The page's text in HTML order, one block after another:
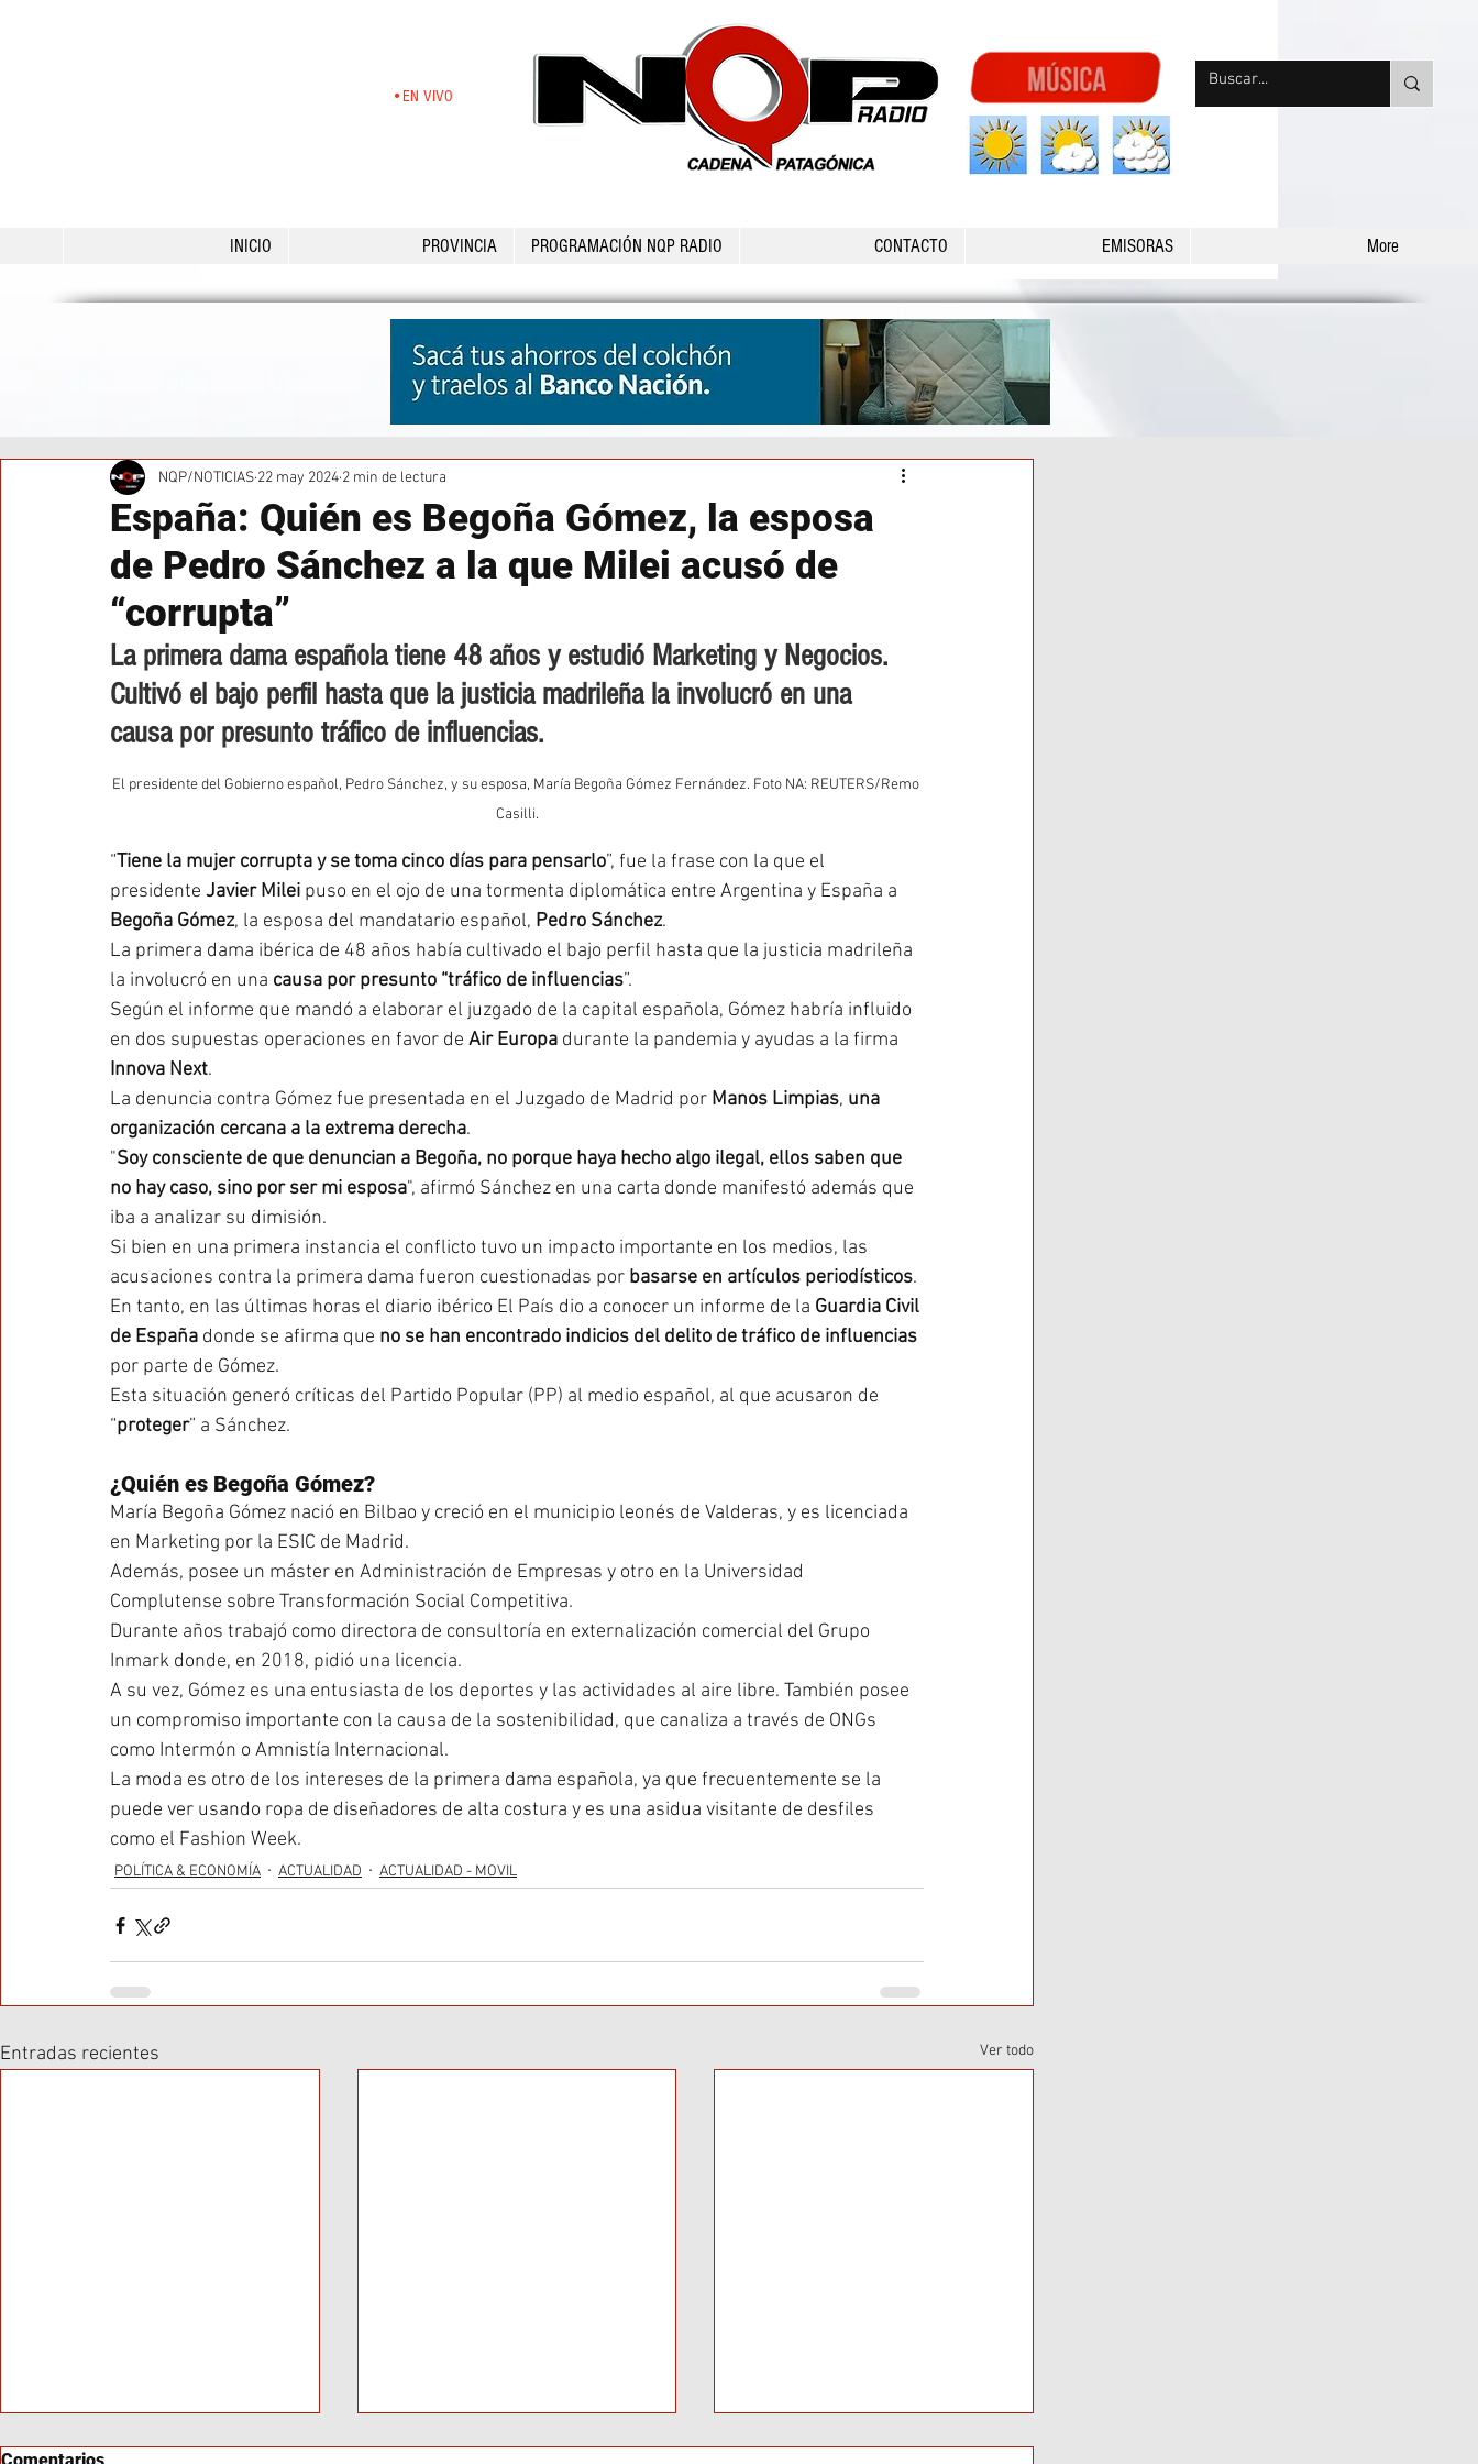
•EN VIVO
INICIO PROVINCIA PROGRAMACIÓN NQP RADIO CONTACTO EMISORAS More
España: Quién es Begoña Gómez, la esposa
de Pedro Sánchez a la que Milei acusó de
“corrupta”
NQP/NOTICIAS 22 may 2024 2 min de lectura
La primera dama española tiene 48 años y estudió Marketing y Negocios.
Cultivó el bajo perfil hasta que la justicia madrileña la involucró en una
causa por presunto tráfico de influencias.
El presidente del Gobierno español, Pedro Sánchez, y su esposa, María Begoña Gómez Fernández. Foto NA: REUTERS/Remo
Casilli.
“Tiene la mujer corrupta y se toma cinco días para pensarlo”, fue la frase con la que el
presidente Javier Milei puso en el ojo de una tormenta diplomática entre Argentina y España a
Begoña Gómez, la esposa del mandatario español, Pedro Sánchez.
La primera dama ibérica de 48 años había cultivado el bajo perfil hasta que la justicia madrileña
la involucró en una causa por presunto “tráfico de influencias”.
Según el informe que mandó a elaborar el juzgado de la capital española, Gómez habría influido
en dos supuestas operaciones en favor de Air Europa durante la pandemia y ayudas a la firma
Innova Next.
La denuncia contra Gómez fue presentada en el Juzgado de Madrid por Manos Limpias, una
organización cercana a la extrema derecha.
"Soy consciente de que denuncian a Begoña, no porque haya hecho algo ilegal, ellos saben que
no hay caso, sino por ser mi esposa", afirmó Sánchez en una carta donde manifestó además que
iba a analizar su dimisión.
Si bien en una primera instancia el conflicto tuvo un impacto importante en los medios, las
acusaciones contra la primera dama fueron cuestionadas por basarse en artículos periodísticos.
En tanto, en las últimas horas el diario ibérico El País dio a conocer un informe de la Guardia Civil
de España donde se afirma que no se han encontrado indicios del delito de tráfico de influencias
por parte de Gómez.
Esta situación generó críticas del Partido Popular (PP) al medio español, al que acusaron de
“proteger” a Sánchez.
¿Quién es Begoña Gómez?
María Begoña Gómez nació en Bilbao y creció en el municipio leonés de Valderas, y es licenciada
en Marketing por la ESIC de Madrid.
Además, posee un máster en Administración de Empresas y otro en la Universidad
Complutense sobre Transformación Social Competitiva.
Durante años trabajó como directora de consultoría en externalización comercial del Grupo
Inmark donde, en 2018, pidió una licencia.
A su vez, Gómez es una entusiasta de los deportes y las actividades al aire libre. También posee
un compromiso importante con la causa de la sostenibilidad, que canaliza a través de ONGs
como Intermón o Amnistía Internacional.
La moda es otro de los intereses de la primera dama española, ya que frecuentemente se la
puede ver usando ropa de diseñadores de alta costura y es una asidua visitante de desfiles
como el Fashion Week.
POLÍTICA & ECONOMÍA ACTUALIDAD ACTUALIDAD - MOVIL
Entradas recientes Ver todo